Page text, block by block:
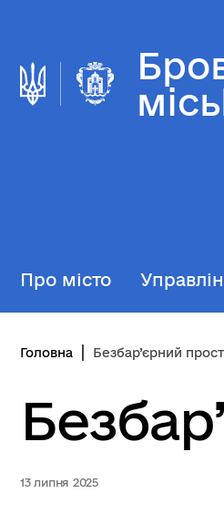
Про місто
Головна Безбар’єрний
13 липня 2025